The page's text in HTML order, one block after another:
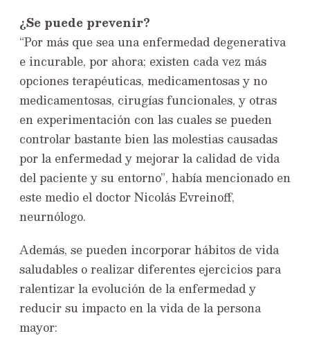
¿Se puede prevenir?
“Por más que sea una enfermedad degenerativa
e incurable, por ahora; existen cada vez más
opciones terapéuticas, medicamentosas y no
medicamentosas, cirugías funcionales, y otras
en experimentación con las cuales se pueden
controlar bastante bien las molestias causadas
por la enfermedad y mejorar la calidad de vida
del paciente y su entorno”, había mencionado en
este medio el doctor Nicolás Evreinoff,
neurnólogo.
Además, se pueden incorporar hábitos de vida
saludables o realizar diferentes ejercicios para
ralentizar la evolución de la enfermedad y
reducir su impacto en la vida de la persona
mayor: